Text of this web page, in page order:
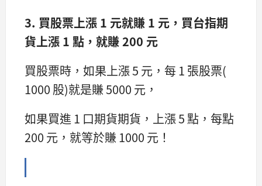
3. 買股票上漲 1 元就賺 1 元，買台指期
貨上漲 1 點，就賺 200 元
買股票時，如果上漲 5 元，每 1 張股票(
1000 股)就是賺 5000 元，
如果買進 1 口期貨期貨，上漲 5 點，每點
200 元，就等於賺 1000 元！